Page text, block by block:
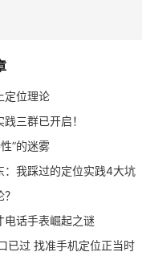
定位理论
三群已开启！
”的迷雾
：我踩过的定位实践4大坑
电话手表崛起之谜
已过 找准手机定位正当时